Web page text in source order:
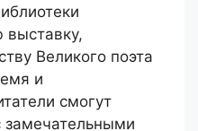
выставку,
Великого поэта
и
смогут
замечательными